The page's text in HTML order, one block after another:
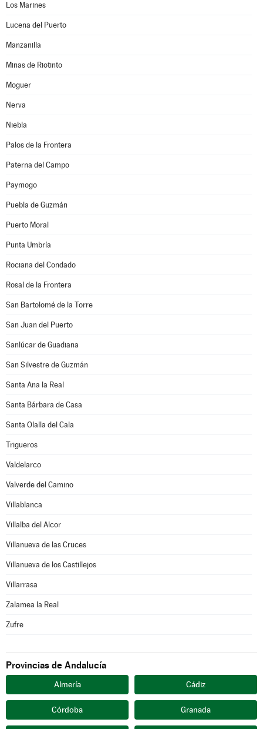
Los Marines
Lucena del Puerto
Manzanilla
Minas de Riotinto
Moguer
Nerva
Niebla
Palos de la Frontera
Paterna del Campo
Paymogo
Puebla de Guzmán
Puerto Moral
Punta Umbría
Rociana del Condado
Rosal de la Frontera
San Bartolomé de la Torre
San Juan del Puerto
Sanlúcar de Guadiana
San Silvestre de Guzmán
Santa Ana la Real
Santa Bárbara de Casa
Santa Olalla del Cala
Trigueros
Valdelarco
Valverde del Camino
Villablanca
Villalba del Alcor
Villanueva de las Cruces
Villanueva de los Castillejos
Villarrasa
Zalamea la Real
Zufre
Provincias de Andalucía
Almería Cádiz
Córdoba Granada